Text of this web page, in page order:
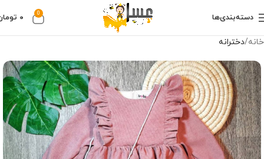
دسته‌بندی‌ها 0 ۰
خانه دخترانه